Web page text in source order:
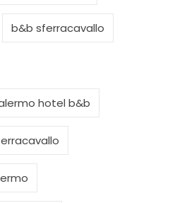
b&b sferracavallo
hotel b&b